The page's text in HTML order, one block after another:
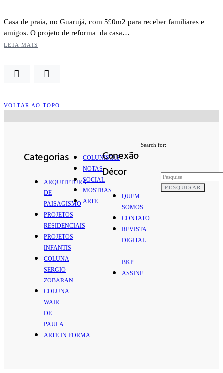
Casa de praia, no Guarujá, com 590m2 para receber familiares e
amigos. O projeto de reforma da casa…
LEIA MAIS
VOLTAR AO TOPO
Categorias
ARQUITETURA
DE
PAISAGISMO
PROJETOS
RESIDENCIAIS
PROJETOS
INFANTIS
COLUNA
SERGIO
ZOBARAN
COLUNA
WAIR
DE
PAULA
ARTE.IN.FORMA
COLUNISTAS
NOTAS
SOCIAL
MOSTRAS
ARTE
Conexão
Décor
QUEM
SOMOS
CONTATO
REVISTA
DIGITAL
–
BKP
ASSINE
Search for:
PESQUISAR